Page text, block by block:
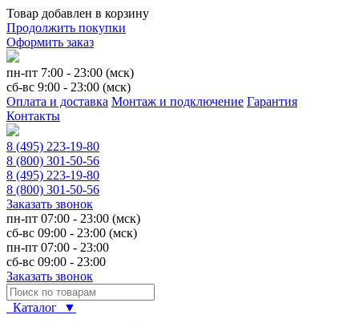
Товар добавлен в корзину
Продолжить покупки
Оформить заказ
пн-пт 7:00 - 23:00 (мск)
сб-вс 9:00 - 23:00 (мск)
Оплата и доставка Монтаж и подключение Гарантия
Контакты
8 (495) 223-19-80
8 (800) 301-50-56
8 (495) 223-19-80
8 (800) 301-50-56
Заказать звонок
пн-пт 07:00 - 23:00 (мск)
сб-вс 09:00 - 23:00 (мск)
пн-пт 07:00 - 23:00
сб-вс 09:00 - 23:00
Заказать звонок
Каталог ▼